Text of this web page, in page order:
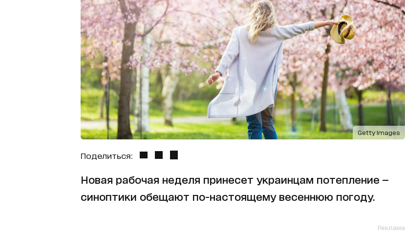
Getty Images
Поделиться:
Новая рабочая неделя принесет украинцам потепление —
синоптики обещают по-настоящему весеннюю погоду.
Реклама